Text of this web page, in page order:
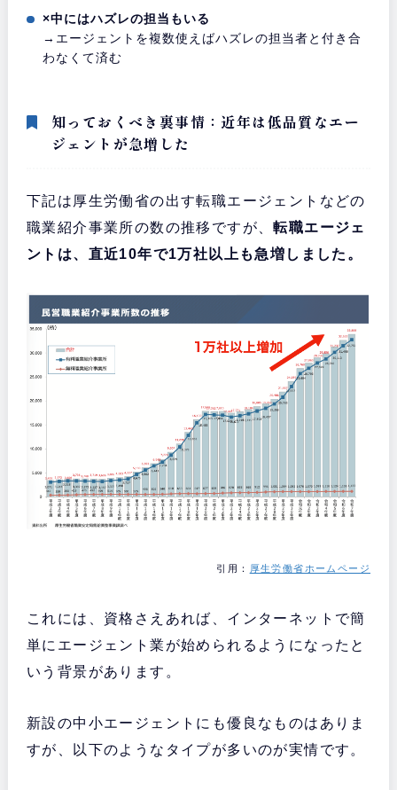
×中にはハズレの担当もいる
→エージェントを複数使えばハズレの担当者と付き合
わなくて済む
知っておくべき裏事情：近年は低品質なエー
ジェントが急増した
下記は厚生労働省の出す転職エージェントなどの
職業紹介事業所の数の推移ですが、転職エージェ
ントは、直近10年で1万社以上も急増しました。
引用： 厚生労働省ホームページ
これには、資格さえあれば、インターネットで簡
単にエージェント業が始められるようになったと
いう背景があります。
新設の中小エージェントにも優良なものはありま
すが、以下のようなタイプが多いのが実情です。